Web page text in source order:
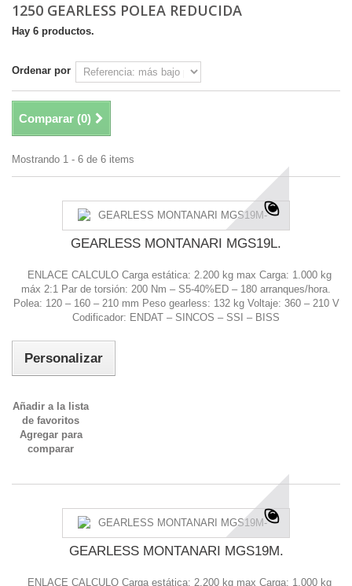
1250 GEARLESS POLEA REDUCIDA
Hay 6 productos.
Ordenar por
Comparar (0)
Mostrando 1 - 6 de 6 items
GEARLESS MONTANARI MGS19L.
ENLACE CALCULO Carga estática: 2.200 kg max Carga: 1.000 kg
máx 2:1 Par de torsión: 200 Nm – S5-40%ED – 180 arranques/hora.
Polea: 120 – 160 – 210 mm Peso gearless: 132 kg Voltaje: 360 – 210 V
Codificador: ENDAT – SINCOS – SSI – BISS
Personalizar
Añadir a la lista
de favoritos
Agregar para
comparar
GEARLESS MONTANARI MGS19M.
ENLACE CALCULO Carga estática: 2.200 kg max Carga: 1.000 kg